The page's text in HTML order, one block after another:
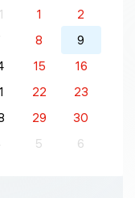
1
2
8
9
15
16
22
23
29
30
5 6